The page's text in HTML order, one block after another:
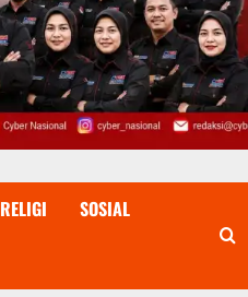
RELIGI SOSIAL